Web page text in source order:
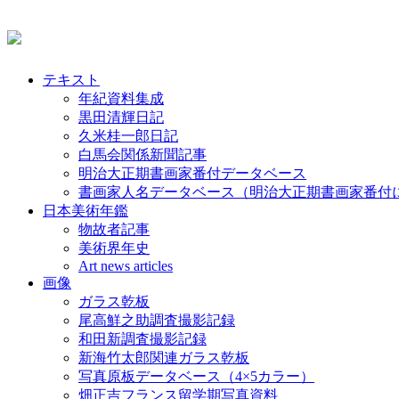
テキスト
年紀資料集成
黒田清輝日記
久米桂一郎日記
白馬会関係新聞記事
明治大正期書画家番付データベース
書画家人名データベース（明治大正期書画家番付
日本美術年鑑
物故者記事
美術界年史
Art news articles
画像
ガラス乾板
尾高鮮之助調査撮影記録
和田新調査撮影記録
新海竹太郎関連ガラス乾板
写真原板データベース（4×5カラー）
畑正吉フランス留学期写真資料